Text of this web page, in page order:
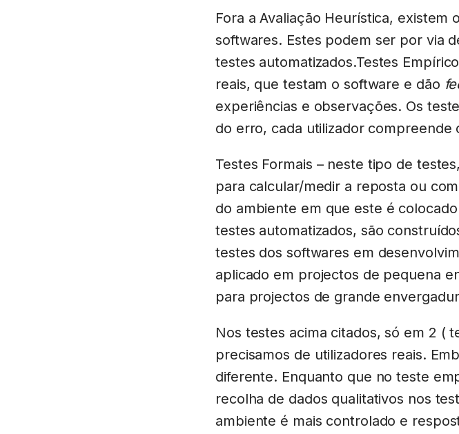
Fora a Avaliação Heurística,
softwares. Estes podem ser por via
testes automatizados.Testes
reais, que testam o software e dão
experiências e observações. Os
do erro, cada utilizador compreende
Testes Formais – neste tipo de
para calcular/medir a reposta ou
do ambiente em que este é
testes automatizados, são
testes dos softwares em
aplicado em projectos de pequena
para projectos de grande
Nos testes acima citados, só em 2 (
precisamos de utilizadores reais.
diferente. Enquanto que no teste
recolha de dados qualitativos nos
ambiente é mais controlado e